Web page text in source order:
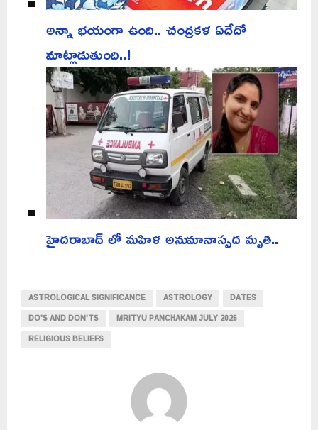
అన్నా భయంగా ఉంది.. చంద్రకళ ఏదేదో
మాట్లాడుతుంది..!
హైదరాబాద్ లో మహిళ అనుమానాస్పద మృతి..
ASTROLOGICAL SIGNIFICANCE ASTROLOGY
DATES
DO'S AND DON'TS
MRITYU PANCHAKAM JULY 2026
RELIGIOUS BELIEFS